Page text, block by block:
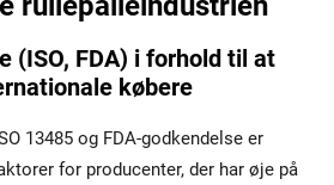
(ISO, FDA) i forhold til at
købere
13485 og FDA-godkendelse er
for producenter, der har øje på